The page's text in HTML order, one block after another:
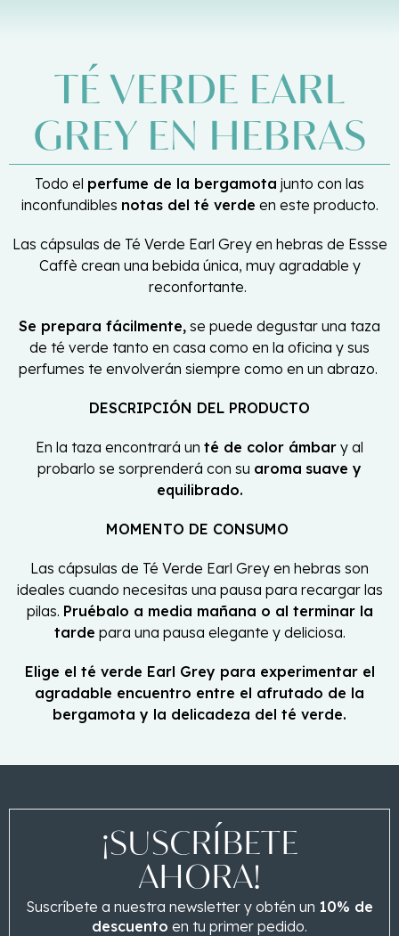
TÉVERDE EARL
GREY EN HEBRAS
Todo el perfume de la bergamota junto con las
inconfundibles notas del té verde en este producto.
Las cápsulas de Té Verde Earl Grey en hebras de Essse
Caffè crean una bebida única, muy agradable y
reconfortante.
Se prepara fácilmente, se puede degustar una taza
de té verde tanto en casa como en la oficina y sus
perfumes te envolverán siempre como en un abrazo.
DESCRIPCIÓN DEL PRODUCTO
En la taza encontrará un té de color ámbar y al
probarlo se sorprenderá con su aroma suave y
equilibrado.
MOMENTO DE CONSUMO
Las cápsulas de Té Verde Earl Grey en hebras son
ideales cuando necesitas una pausa para recargar las
pilas. Pruébalo a media mañana o al terminar la
tarde para una pausa elegante y deliciosa.
Elige el té verde Earl Grey para experimentar el
agradable encuentro entre el afrutado de la
bergamota y la delicadeza del té verde.
¡SUSCRÍBETE
AHORA!
Suscríbete a nuestra newsletter y obtén un 10% de
descuento en tu primer pedido.